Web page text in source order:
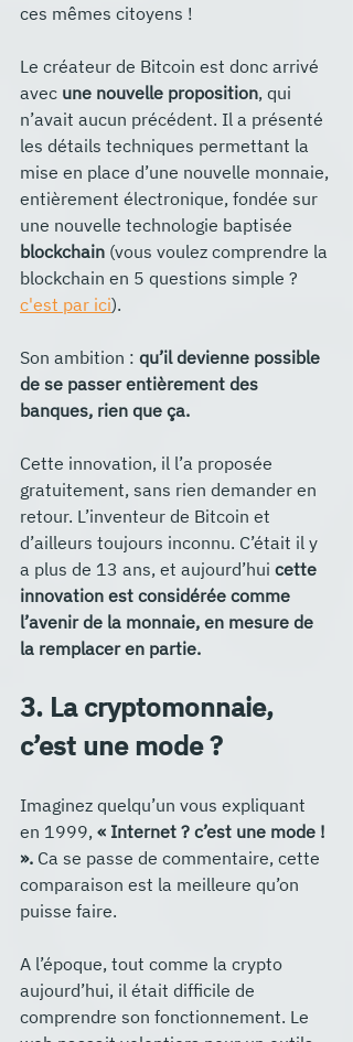
ces mêmes citoyens !
Le créateur de Bitcoin est donc arrivé
avec une nouvelle proposition, qui
n’avait aucun précédent. Il a présenté
les détails techniques permettant la
mise en place d’une nouvelle monnaie,
entièrement électronique, fondée sur
une nouvelle technologie baptisée
blockchain (vous voulez comprendre la
blockchain en 5 questions simple ?
c'est par ici).
Son ambition : qu’il devienne possible
de se passer entièrement des
banques, rien que ça.
Cette innovation, il l’a proposée
gratuitement, sans rien demander en
retour. L’inventeur de Bitcoin et
d’ailleurs toujours inconnu. C’était il y
a plus de 13 ans, et aujourd’hui cette
innovation est considérée comme
l’avenir de la monnaie, en mesure de
la remplacer en partie.
3. La cryptomonnaie,
c’est une mode ?
Imaginez quelqu’un vous expliquant
en 1999, « Internet ? c’est une mode !
». Ca se passe de commentaire, cette
comparaison est la meilleure qu’on
puisse faire.
A l’époque, tout comme la crypto
aujourd’hui, il était difficile de
comprendre son fonctionnement. Le